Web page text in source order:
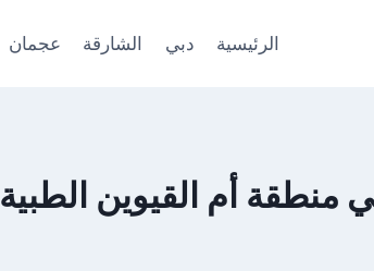
الرئيسية دبي الشارقة عجمان
منطقة أم القيوين الطبية